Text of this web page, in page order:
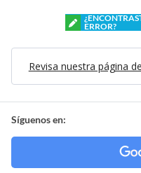
ERROR?
Revisa nuestra página
Síguenos en: